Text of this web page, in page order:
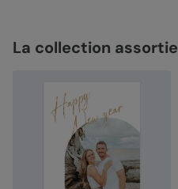
La collection assortie